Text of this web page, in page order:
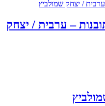
– ערבית / יצחק